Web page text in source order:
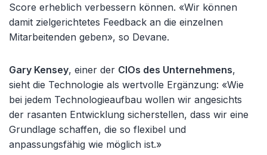
Score erheblich verbessern können. «Wir können
damit zielgerichtetes Feedback an die einzelnen
Mitarbeitenden geben», so Devane.
Gary Kensey, einer der CIOs des Unternehmens,
sieht die Technologie als wertvolle Ergänzung: «Wie
bei jedem Technologieaufbau wollen wir angesichts
der rasanten Entwicklung sicherstellen, dass wir eine
Grundlage schaffen, die so flexibel und
anpassungsfähig wie möglich ist.»